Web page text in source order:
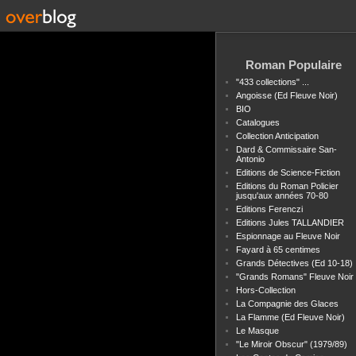
Roman Populaire
"433 collections" ...
Angoisse (Ed Fleuve Noir)
BIO
Catalogues
Collection Anticipation
Dard & Commissaire San-
Antonio
Editions de Science-Fiction
Editions du Roman Policier
jusqu'aux années 70-80
Editions Ferenczi
Editions Jules TALLANDIER
Espionnage au Fleuve Noir
Fayard à 65 centimes
Grands Détectives (Ed 10-18)
"Grands Romans" Fleuve Noir
Hors-Collection
La Compagnie des Glaces
La Flamme (Ed Fleuve Noir)
Le Masque
"Le Miroir Obscur" (1979/89)